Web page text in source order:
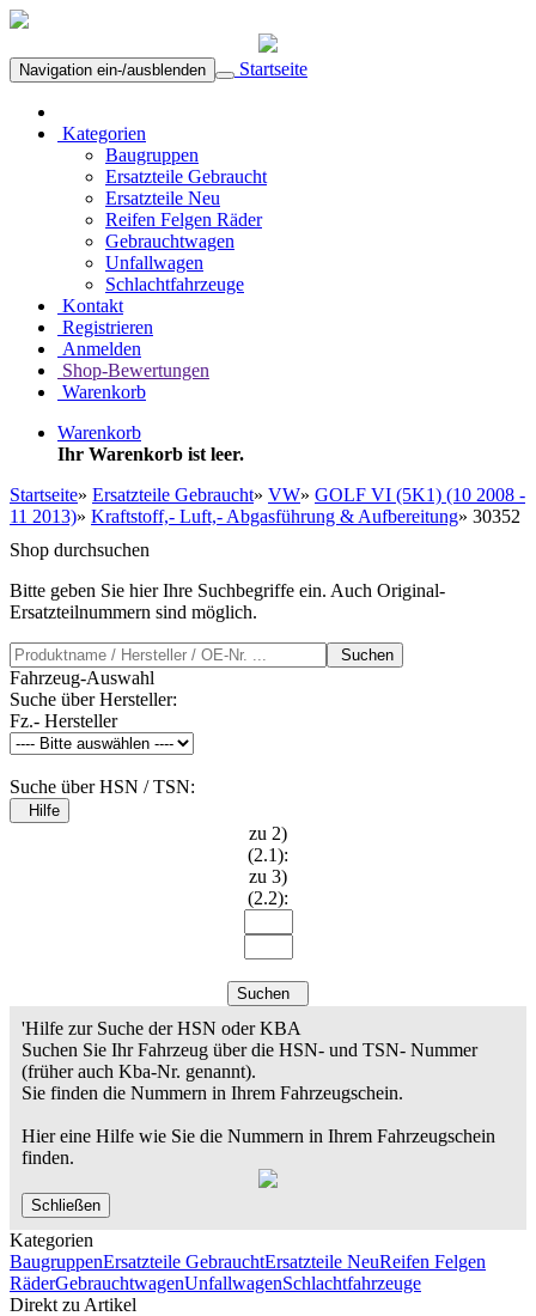
Navigation ein-/ausblenden Startseite
Kategorien
Baugruppen
Ersatzteile Gebraucht
Ersatzteile Neu
Reifen Felgen Räder
Gebrauchtwagen
Unfallwagen
Schlachtfahrzeuge
Kontakt
Registrieren
Anmelden
Shop-Bewertungen
Warenkorb
Warenkorb
Ihr Warenkorb ist leer.
Startseite» Ersatzteile Gebraucht» VW» GOLF VI (5K1) (10 2008 -
11 2013)» Kraftstoff,- Luft,- Abgasführung & Aufbereitung» 30352
Shop durchsuchen
Bitte geben Sie hier Ihre Suchbegriffe ein. Auch Original-
Ersatzteilnummern sind möglich.
Suchen
Fahrzeug-Auswahl
Suche über Hersteller:
Fz.- Hersteller
Suche über HSN / TSN:
Hilfe
zu 2)
(2.1):
zu 3)
(2.2):
Suchen
'Hilfe zur Suche der HSN oder KBA
Suchen Sie Ihr Fahrzeug über die HSN- und TSN- Nummer
(früher auch Kba-Nr. genannt).
Sie finden die Nummern in Ihrem Fahrzeugschein.
Hier eine Hilfe wie Sie die Nummern in Ihrem Fahrzeugschein
finden.
Schließen
Kategorien
BaugruppenErsatzteile GebrauchtErsatzteile NeuReifen Felgen
RäderGebrauchtwagenUnfallwagenSchlachtfahrzeuge
Direkt zu Artikel